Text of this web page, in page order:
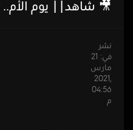
🎥 شاهد|| يوم الأم.. و12 دمعة!
نشر
في: 21
مارس
,2021
04:56
م